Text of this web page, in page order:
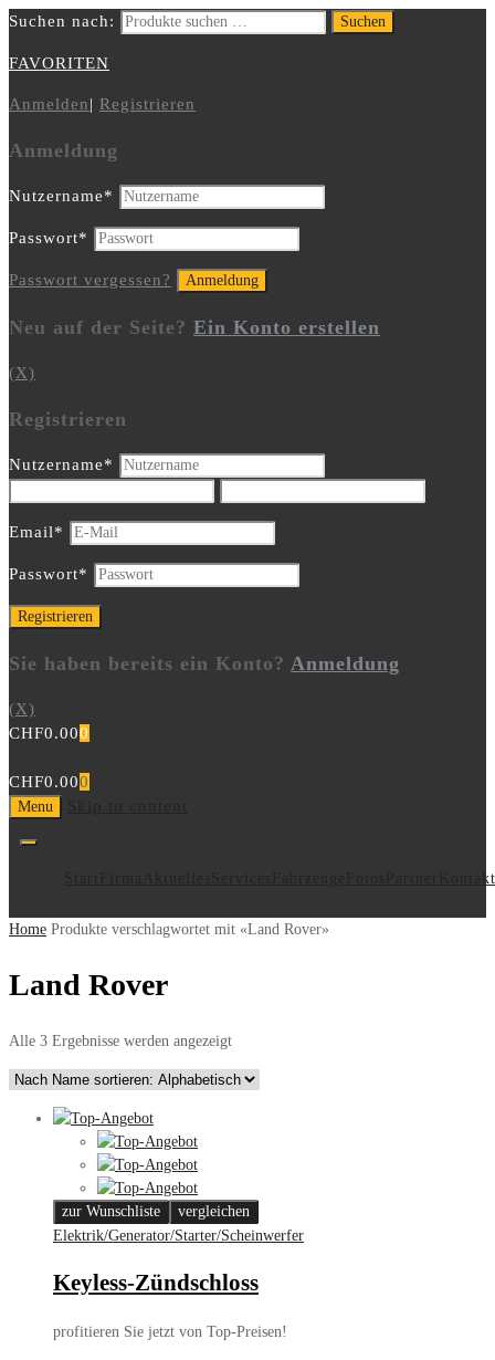
Suchen nach: Suchen
FAVORITEN
Anmelden| Registrieren
Anmeldung
Nutzername*
Passwort*
Passwort vergessen?
Neu auf der Seite? Ein Konto erstellen
(X)
Registrieren
Nutzername*
Email*
Passwort*
Sie haben bereits ein Konto? Anmeldung
(X)
CHF0.000
CHF0.000
Menu
Kontakt
Home Produkte verschlagwortet mit «Land Rover»
Land Rover
Alle 3 Ergebnisse werden angezeigt
zur Wunschliste
vergleichen
Elektrik/Generator/Starter/Scheinwerfer
Keyless-Zündschloss
profitieren Sie jetzt von Top-Preisen!